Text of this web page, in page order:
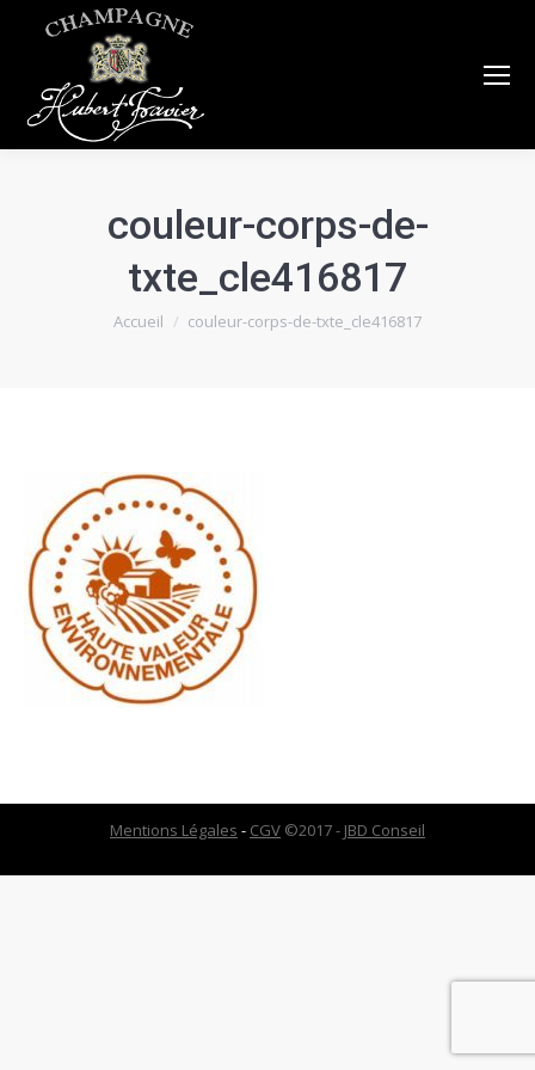
couleur-corps-de-
txte_cle416817
Vous êtes ici :
Accueil couleur-corps-de-txte_cle416817
Mentions Légales - CGV ©2017 - JBD Conseil